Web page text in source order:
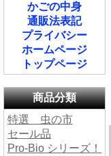
かごの中身
通販法表記
プライバシー
ホームページ
トップページ
商品分類
特選 虫の市
セール品
Pro-Bio シリーズ！